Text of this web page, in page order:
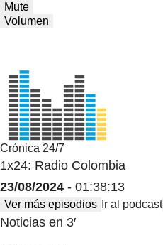
Mute
Volumen
Crónica 24/7
1x24: Radio Colombia
23/08/2024 - 01:38:13
Ver más episodios Ir al podcast
Noticias en 3′